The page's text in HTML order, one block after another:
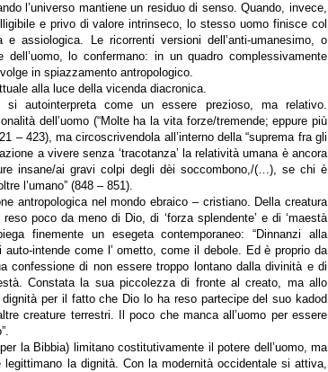
l’universo mantiene un residuo di senso. Quando, invece,
e privo di valore intrinseco, lo stesso uomo finisce col
e assiologica. Le ricorrenti versioni dell’anti-umanesimo, o
lo confermano: in un quadro complessivamente
in spiazzamento antropologico.
alla luce della vicenda diacronica.
si autointerpreta come un essere prezioso, ma relativo.
dell’uomo (“Molte ha la vita forze/tremende; eppure più
– 423), ma circoscrivendola all’interno della “suprema fra gli
a vivere senza ‘tracotanza’ la relatività umana è ancora
insane/ai gravi colpi degli dèi soccombono,/(…), se chi è
l’umano” (848 – 851).
antropologica nel mondo ebraico – cristiano. Della creatura
poco da meno di Dio, di ‘forza splendente’ e di ‘maestà
finemente un esegeta contemporaneo: “Dinnanzi alla
auto-intende come l’ ometto, come il debole. Ed è proprio da
confessione di non essere troppo lontano dalla divinità e di
Constata la sua piccolezza di fronte al creato, ma allo
per il fatto che Dio lo ha reso partecipe del suo kadod
creature terrestri. Il poco che manca all’uomo per essere
la Bibbia) limitano costitutivamente il potere dell’uomo, ma
la dignità. Con la modernità occidentale si attiva,